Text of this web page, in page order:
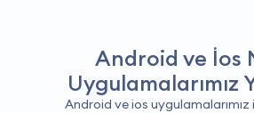
Android ve İos
Uygulamalarımız
Android ve ios uygulamalarımız